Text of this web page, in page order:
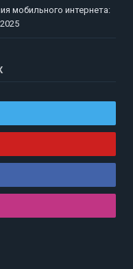
мобильного интернета: